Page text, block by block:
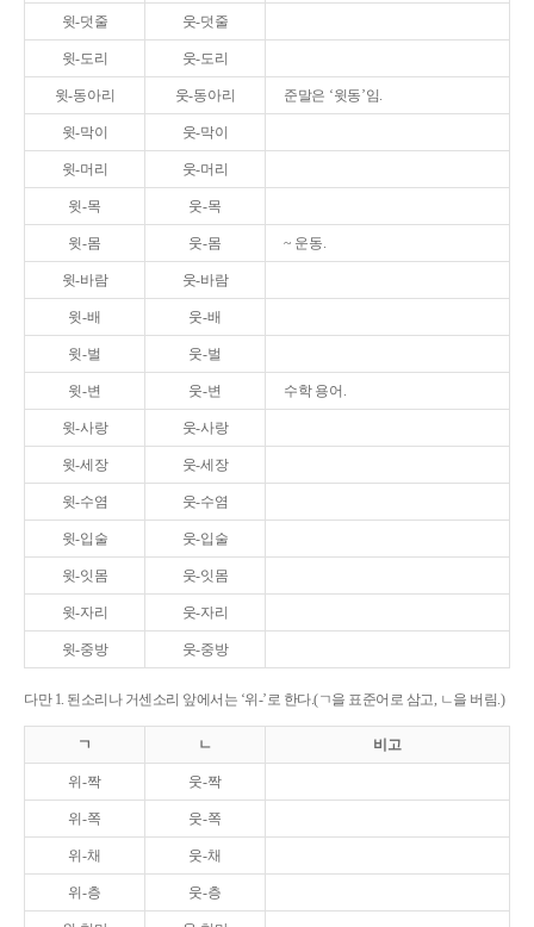
윗-덧줄 웃-덧줄
윗-도리 웃-도리
윗-동아리 웃-동아리 준말은 ‘윗동’임.
윗-막이 웃-막이
윗-머리 웃-머리
윗-목 웃-목
윗-몸 웃-몸 ~ 운동.
윗-바람 웃-바람
윗-배 웃-배
윗-벌 웃-벌
윗-변 웃-변 수학 용어.
윗-사랑 웃-사랑
윗-세장 웃-세장
윗-수염 웃-수염
윗-입술 웃-입술
윗-잇몸 웃-잇몸
윗-자리 웃-자리
윗-중방 웃-중방
다만 1. 된소리나 거센소리 앞에서는 ‘위-’로 한다.(ㄱ을 표준어로 삼고, ㄴ을 버림.)
ㄱ ㄴ 비고
위-짝 웃-짝
위-쪽 웃-쪽
위-채 웃-채
위-층 웃-층